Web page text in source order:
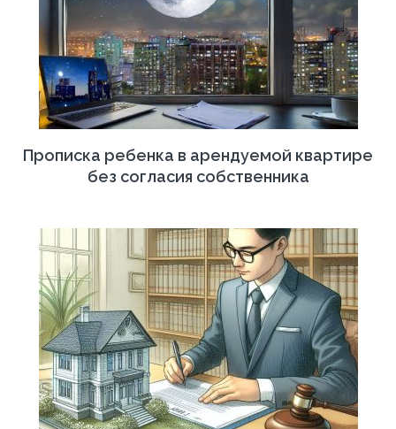
Прописка ребенка в арендуемой квартире
без согласия собственника